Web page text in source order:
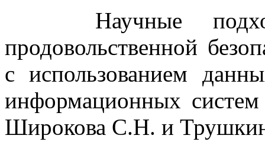
Научные
продовольственной
с использованием
информационных
Широкова С.Н. и